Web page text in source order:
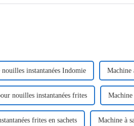
instantanées Indomie Machine
nouilles instantanées frites Machine
frites en sachets Machine à